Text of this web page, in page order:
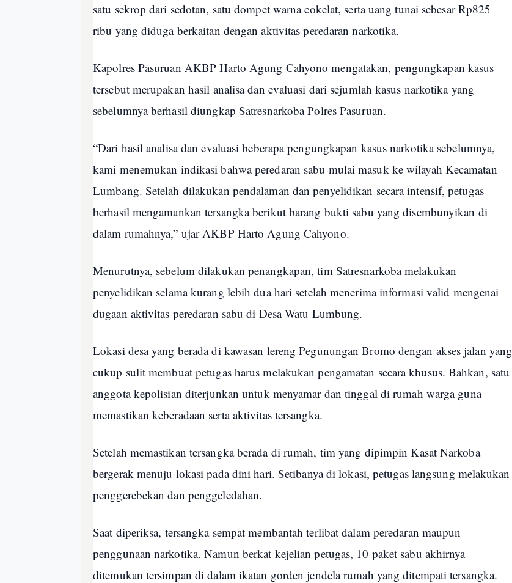
satu sekrop dari sedotan, satu dompet warna cokelat, serta uang tunai sebesar Rp825
ribu yang diduga berkaitan dengan aktivitas peredaran narkotika.
Kapolres Pasuruan AKBP Harto Agung Cahyono mengatakan, pengungkapan kasus
tersebut merupakan hasil analisa dan evaluasi dari sejumlah kasus narkotika yang
sebelumnya berhasil diungkap Satresnarkoba Polres Pasuruan.
“Dari hasil analisa dan evaluasi beberapa pengungkapan kasus narkotika sebelumnya,
kami menemukan indikasi bahwa peredaran sabu mulai masuk ke wilayah Kecamatan
Lumbang. Setelah dilakukan pendalaman dan penyelidikan secara intensif, petugas
berhasil mengamankan tersangka berikut barang bukti sabu yang disembunyikan di
dalam rumahnya,” ujar AKBP Harto Agung Cahyono.
Menurutnya, sebelum dilakukan penangkapan, tim Satresnarkoba melakukan
penyelidikan selama kurang lebih dua hari setelah menerima informasi valid mengenai
dugaan aktivitas peredaran sabu di Desa Watu Lumbung.
Lokasi desa yang berada di kawasan lereng Pegunungan Bromo dengan akses jalan yang
cukup sulit membuat petugas harus melakukan pengamatan secara khusus. Bahkan, satu
anggota kepolisian diterjunkan untuk menyamar dan tinggal di rumah warga guna
memastikan keberadaan serta aktivitas tersangka.
Setelah memastikan tersangka berada di rumah, tim yang dipimpin Kasat Narkoba
bergerak menuju lokasi pada dini hari. Setibanya di lokasi, petugas langsung melakukan
penggerebekan dan penggeledahan.
Saat diperiksa, tersangka sempat membantah terlibat dalam peredaran maupun
penggunaan narkotika. Namun berkat kejelian petugas, 10 paket sabu akhirnya
ditemukan tersimpan di dalam ikatan gorden jendela rumah yang ditempati tersangka.